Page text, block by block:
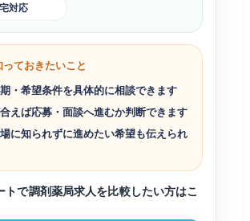
対応
ておきたいこと
・希望条件を具体的に相談できます
えば応募・面談へ進むか判断できます
に知られずに進めたい希望も伝えられ
トで調剤薬局求人を比較したい方はこ